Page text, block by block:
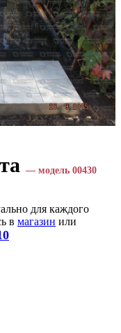
— модель 00430
для каждого
в магазин или